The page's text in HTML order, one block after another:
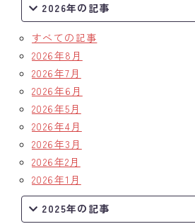
木曜会
組織図
クラブのあゆみ
クラブの歴史
歴代会長・幹事
記念誌
案内
2026年の記事
すべての記事
2026年8月
2026年7月
2026年6月
2026年5月
2026年4月
2026年3月
2026年2月
2026年1月
2025年の記事